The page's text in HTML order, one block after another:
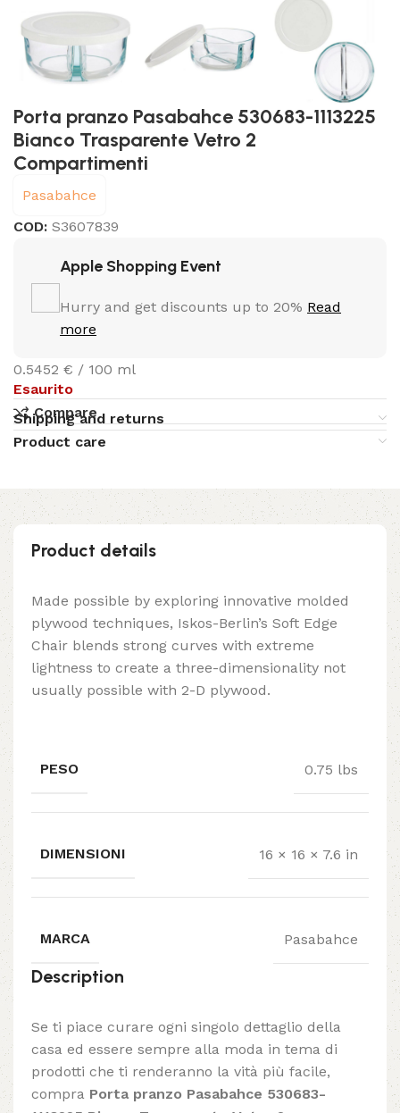
Porta pranzo Pasabahce 530683-1113225
Bianco Trasparente Vetro 2
Compartimenti
Pasabahce
COD:S3607839
Apple Shopping Event
Hurry and get discounts up to 20% Read
more
0.5452 € / 100 ml
Esaurito
Compare
Shipping and returns
Product care
Product details
Made possible by exploring innovative molded
plywood techniques, Iskos-Berlin’s Soft Edge
Chair blends strong curves with extreme
lightness to create a three-dimensionality not
usually possible with 2-D plywood.
PESO 0.75 lbs
DIMENSIONI 16 × 16 × 7.6 in
MARCA Pasabahce
Description
Se ti piace curare ogni singolo dettaglio della
casa ed essere sempre alla moda in tema di
prodotti che ti renderanno la vità più facile,
compra Porta pranzo Pasabahce 530683-